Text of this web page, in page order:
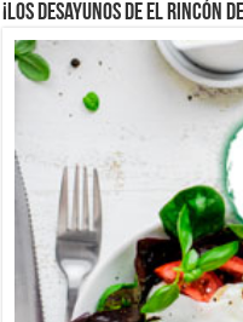
¡Los desayunos de El Rincón